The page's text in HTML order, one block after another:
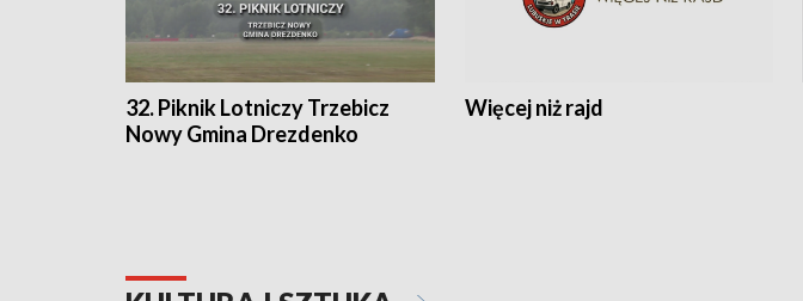
32. Piknik Lotniczy Trzebicz
Nowy Gmina Drezdenko
Więcej niż rajd